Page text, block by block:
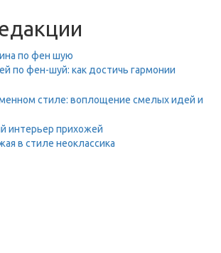
по фен-шуй: как достичь гармонии
стиле: воплощение смелых идей и
в стиле неоклассика